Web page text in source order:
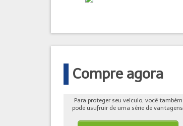
Compre agora
Para proteger seu veículo, você também
pode usufruir de uma série de vantagens.